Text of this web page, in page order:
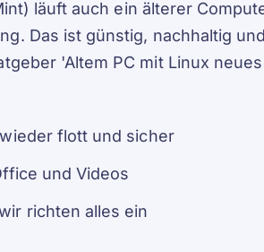
läuft auch ein älterer
Das ist günstig, nachhaltig
'Altem PC mit Linux
flott und sicher
und Videos
richten alles ein